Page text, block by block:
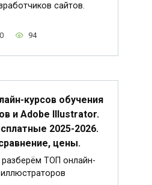
сайтов.
0 94
курсов обучения
и Adobe Illustrator.
2025-2026.
цены.
ТОП онлайн-